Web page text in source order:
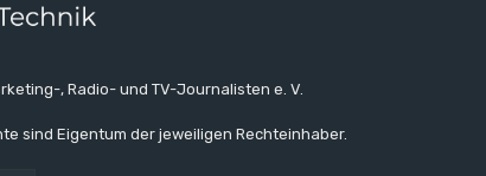
, Radio- und TV-Journalisten e. V.
sind Eigentum der jeweiligen Rechteinhaber.